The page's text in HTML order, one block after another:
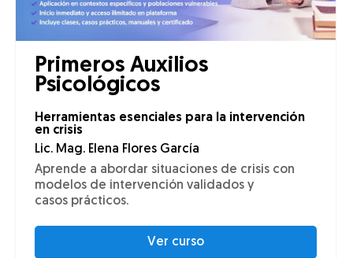
Primeros Auxilios
Psicológicos
Herramientas esenciales para la intervención
en crisis
Lic. Mag. Elena Flores García
Aprende a abordar situaciones de crisis con
modelos de intervención validados y
casos prácticos.
Ver curso